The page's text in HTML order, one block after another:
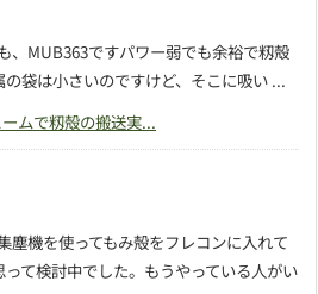
、MUB363ですパワー弱でも余裕で籾殻
袋は小さいのですけど、そこに吸い ...
ムで籾殻の搬送実...
塵機を使ってもみ殻をフレコンに入れて
て検討中でした。もうやっている人がい